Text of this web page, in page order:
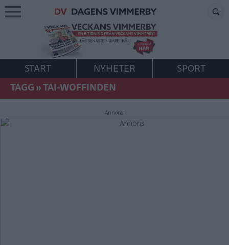
START NYHETER
SPORT
TAGG»TAI-WOFFINDEN
Annons: